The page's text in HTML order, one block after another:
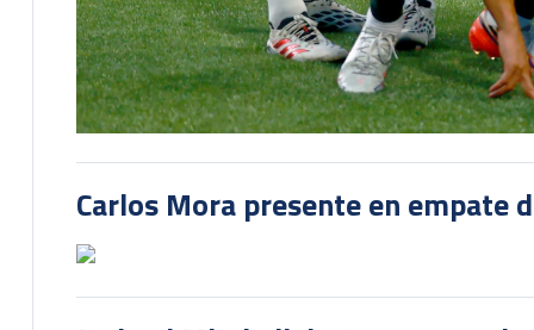
Carlos Mora presente en empate